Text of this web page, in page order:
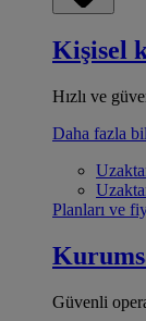
Kişisel
Hızlı ve
Daha fazla
Planları ve
Güvenli